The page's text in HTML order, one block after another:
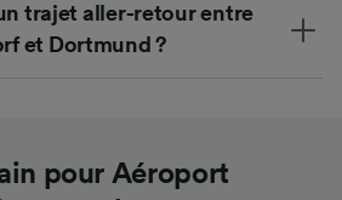
trajet aller-retour entre
et Dortmund ?
pour Aéroport